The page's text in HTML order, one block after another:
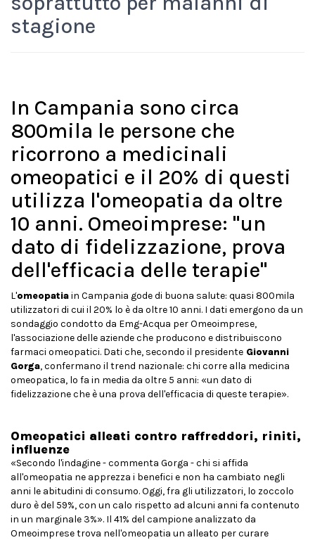
stagione
In Campania sono circa
800mila le persone che
ricorrono a medicinali
omeopatici e il 20% di questi
utilizza l'omeopatia da oltre
10 anni. Omeoimprese: "un
dato di fidelizzazione, prova
dell'efficacia delle terapie"
L'omeopatiain Campania gode di buona salute: quasi 800mila
utilizzatori di cui il 20% lo è da oltre 10 anni. I dati emergono da un
sondaggio condotto da Emg-Acqua per Omeoimprese,
l'associazione delle aziende che producono e distribuiscono
farmaci omeopatici. Dati che, secondo il presidente Giovanni
Gorga, confermano il trend nazionale: chi corre alla medicina
omeopatica, lo fa in media da oltre 5 anni: «un dato di
fidelizzazione che è una prova dell'efficacia di queste terapie».
Omeopatici alleati contro raffreddori, riniti,
influenze
«Secondo l'indagine - commenta Gorga - chi si affida
all'omeopatia ne apprezza i benefici e non ha cambiato negli
anni le abitudini di consumo. Oggi, fra gli utilizzatori, lo zoccolo
duro è del 59%, con un calo rispetto ad alcuni anni fa contenuto
in un marginale 3%». Il 41% del campione analizzato da
Omeoimprese trova nell'omeopatia un alleato per curare